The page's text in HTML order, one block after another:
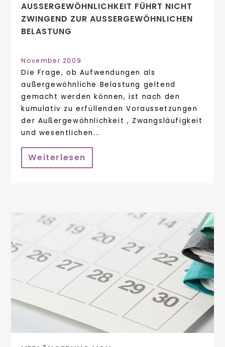
AUSSERGEWÖHNLICHKEIT FÜHRT NICHT Z
WINGEND ZUR AUSSERGEWÖHNLICHEN BE
LASTUNG
November 2009
Die Frage, ob Aufwendungen als
außergewöhnliche Belastung geltend
gemacht werden können, ist nach den
kumulativ zu erfüllenden Voraussetzungen
der Außergewöhnlichkeit , Zwangsläufigkeit
und wesentlichen...
Weiterlesen